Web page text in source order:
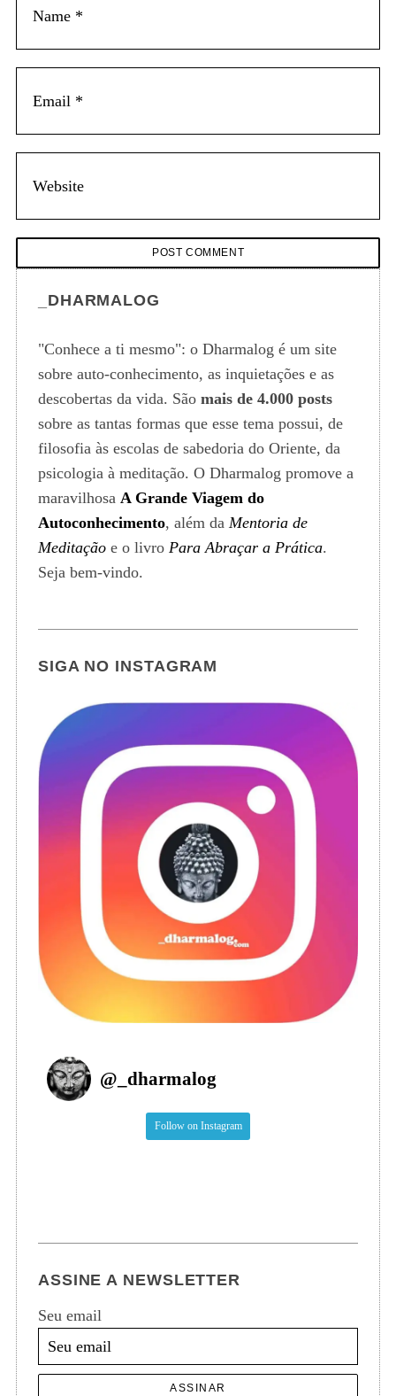
_DHARMALOG
"Conhece a ti mesmo": o Dharmalog é um site
sobre auto-conhecimento, as inquietações e as
descobertas da vida. São mais de 4.000 posts
sobre as tantas formas que esse tema possui, de
filosofia às escolas de sabedoria do Oriente, da
psicologia à meditação. O Dharmalog promove a
maravilhosa A Grande Viagem do
Autoconhecimento, além da Mentoria de
Meditaçãoe o livro Para Abraçar a Prática.
Seja bem-vindo.
SIGA NO INSTAGRAM
@ _dharmalog
Follow on Instagram
ASSINE A NEWSLETTER
Seu email
ASSINAR